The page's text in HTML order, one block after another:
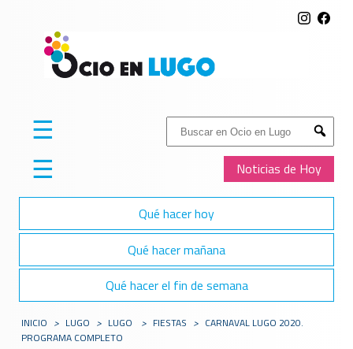
Buscar:
Submit
Noticias de Hoy
☰
☰
Qué hacer hoy
Qué hacer mañana
Qué hacer el fin de semana
INICIO > LUGO > LUGO > FIESTAS > CARNAVAL LUGO 2020.
PROGRAMA COMPLETO